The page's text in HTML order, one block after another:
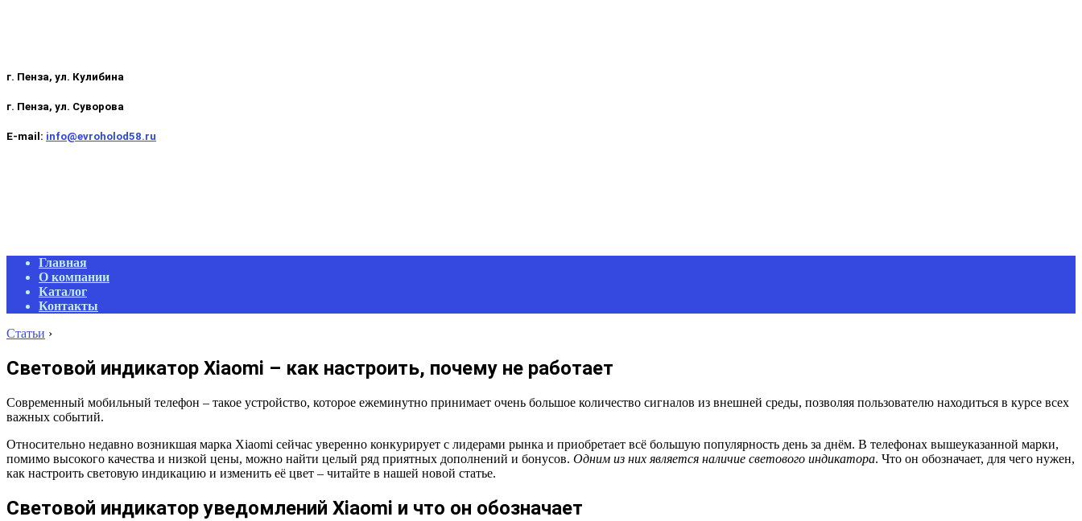
г. Пенза, ул. Кулибина
г. Пенза, ул. Суворова
E-mail: info@evroholod58.ru
Primary
Navigation
Menu
Главная
О компании
Каталог
Контакты
Статьи ›
Световой индикатор Xiaomi – как настроить, почему не работает
Современный мобильный телефон – такое устройство, которое ежеминутно принимает очень большое количество сигналов из внешней среды, позволяя пользователю находиться в курсе всех
важных событий.
Относительно недавно возникшая марка Xiaomi сейчас уверенно конкурирует с лидерами рынка и приобретает всё большую популярность день за днём. В телефонах вышеуказанной марки,
помимо высокого качества и низкой цены, можно найти целый ряд приятных дополнений и бонусов. Одним из них является наличие светового индикатора. Что он обозначает, для чего нужен,
как настроить световую индикацию и изменить её цвет – читайте в нашей новой статье.
Световой индикатор уведомлений Xiaomi и что он обозначает